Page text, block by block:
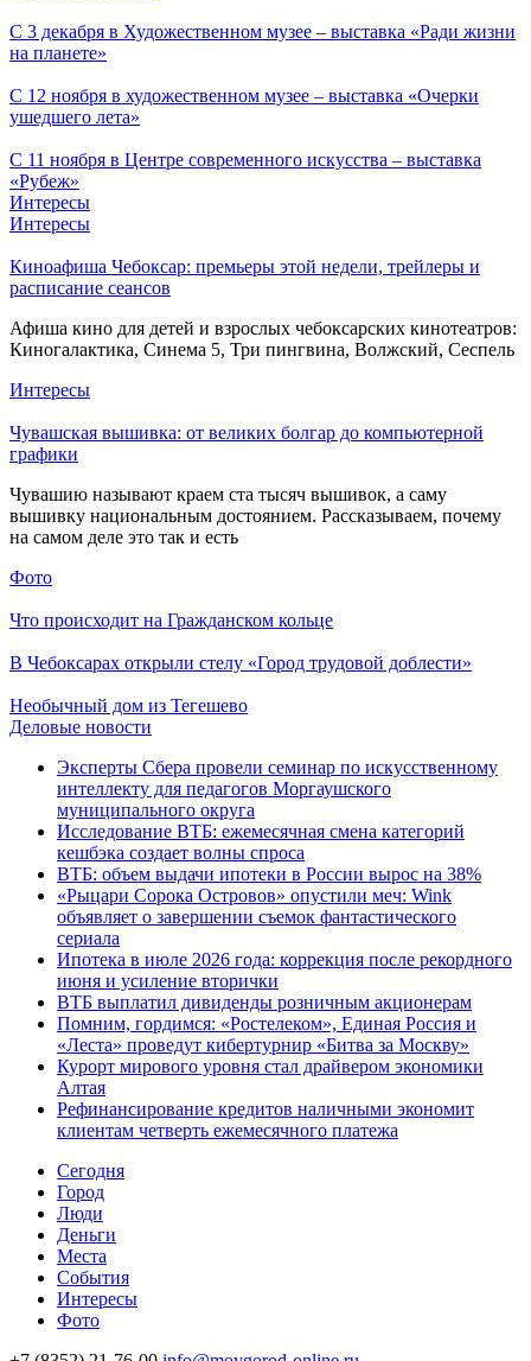
С 3 декабря в Художественном музее – выставка «Ради жизни
на планете»
С 12 ноября в художественном музее – выставка «Очерки
ушедшего лета»
С 11 ноября в Центре современного искусства – выставка
«Рубеж»
Интересы
Интересы
Киноафиша Чебоксар: премьеры этой недели, трейлеры и
расписание сеансов
Афиша кино для детей и взрослых чебоксарских кинотеатров:
Киногалактика, Синема 5, Три пингвина, Волжский, Сеспель
Интересы
Чувашская вышивка: от великих болгар до компьютерной
графики
Чувашию называют краем ста тысяч вышивок, а саму
вышивку национальным достоянием. Рассказываем, почему
на самом деле это так и есть
Фото
Что происходит на Гражданском кольце
В Чебоксарах открыли стелу «Город трудовой доблести»
Необычный дом из Тегешево
Деловые новости
Эксперты Сбера провели семинар по искусственному
интеллекту для педагогов Моргаушского
муниципального округа
Исследование ВТБ: ежемесячная смена категорий
кешбэка создает волны спроса
ВТБ: объем выдачи ипотеки в России вырос на 38%
«Рыцари Сорока Островов» опустили меч: Wink
объявляет о завершении съемок фантастического
сериала
Ипотека в июле 2026 года: коррекция после рекордного
июня и усиление вторички
ВТБ выплатил дивиденды розничным акционерам
Помним, гордимся: «Ростелеком», Единая Россия и
«Леста» проведут кибертурнир «Битва за Москву»
Курорт мирового уровня стал драйвером экономики
Алтая
Рефинансирование кредитов наличными экономит
клиентам четверть ежемесячного платежа
Cегодня
Город
Люди
Деньги
Места
События
Интересы
Фото